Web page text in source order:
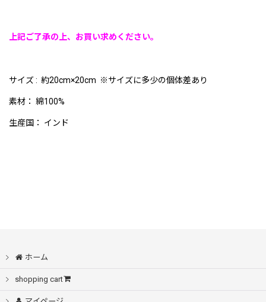
上記ご了承の上、お買い求めください。
サイズ : 約20cm×20cm ※サイズに多少の個体差あり
素材： 綿100%
生産国： インド
ホーム
shopping cart